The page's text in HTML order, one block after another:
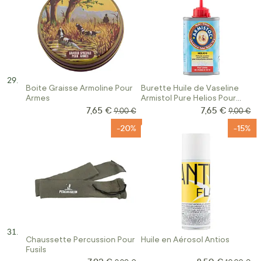
Boite Graisse Armoline Pour
Armes
Prix Spécial
7,65 € Prix normal
9,00 €
Burette Huile de Vaseline
Armistol Pure Helios Pour
Prix Spécial
7,65 € Prix
9,00 €
Chaussette Percussion Pour
Fusils
-20%
Huile en Aérosol Antios
-15%